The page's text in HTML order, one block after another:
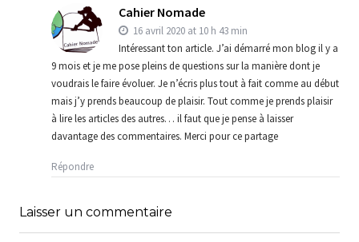
Cahier Nomade
16 avril 2020 at 10 h 43 min
Intéressant ton article. J’ai démarré mon blog il y a
9 mois et je me pose pleins de questions sur la manière dont je
voudrais le faire évoluer. Je n’écris plus tout à fait comme au début
mais j’y prends beaucoup de plaisir. Tout comme je prends plaisir
à lire les articles des autres… il faut que je pense à laisser
davantage des commentaires. Merci pour ce partage
Répondre
Laisser un commentaire